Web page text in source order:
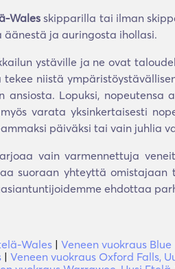
Walesskipparilla tai ilman
ja auringosta ihollasi.
ystäville ja ne ovat
niistä
ansiosta. Lopuksi,
varata yksinkertaisesti
päiväksi tai vain juhlia
vain varmennettuja
suoraan yhteyttä
ehdottaa
Wales | Veneen vuokraus
| Veneen vuokraus Oxford Falls,